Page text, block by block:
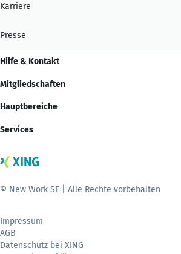
Karriere
Presse
Hilfe & Kontakt
Mitgliedschaften
Hauptbereiche
Services
© New Work SE | Alle Rechte vorbehalten
Impressum
AGB
Datenschutz bei XING